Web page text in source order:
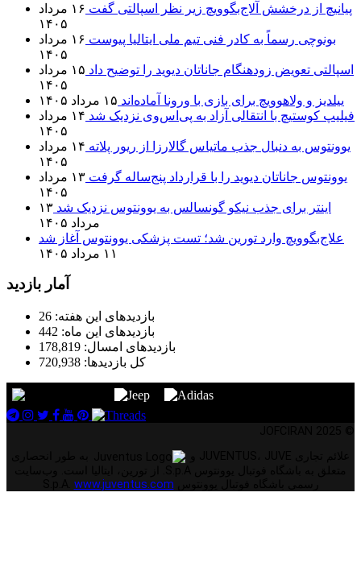
پیانیچ از درخشش آلاج‌بگوویچ زیر نظر اسپالتی گفت
۱۶ مرداد
۱۴۰۵
بونوچی رسماً به کادر فنی تیم ملی ایتالیا پیوست
۱۶ مرداد
۱۴۰۵
اسپالتی تعویض زودهنگام جاناتان دیوید را توضیح داد
۱۵ مرداد
۱۴۰۵
ییلدیز و ولاهوویچ برای بازی با ورونا آماده‌اند ۱۵ مرداد ۱۴۰۵
فیلیپ کوستیچ با انتقالی آزاد به پی‌اس‌وی نزدیک شد
۱۴ مرداد
۱۴۰۵
یوونتوس به دنبال جذب ماتیاس گالارزا از ریور پلاته
۱۴ مرداد
۱۴۰۵
یوونتوس جاناتان دیوید را با قرارداد پنج‌ساله گرفت
۱۳ مرداد
۱۴۰۵
اینتر برای جذب نیکو گونسالس به یوونتوس نزدیک شد ۱۳
مرداد ۱۴۰۵
علاج‌بگوویچ وارد تورین شد؛ تست پزشکی یوونتوس آغاز شد
۱۱ مرداد ۱۴۰۵
آمار بازدید
بازدیدهای این هفته: 26
بازدیدهای این ماه: 442
بازدیدهای امسال: 178,819
کل بازدیدها: 720,938
www.juventus.com